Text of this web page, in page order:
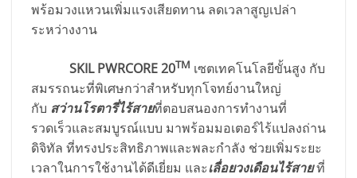
พร้อมวงแหวนเพิ่มแรงเสียดทาน ลดเวลาสูญเปล่า
ระหว่างงาน
SKIL PWRCORE 20TM เซตเทคโนโลยีขั้นสูง กับ
สมรรถนะที่พิเศษกว่าสำหรับทุกโจทย์งานใหญ่
กับ สว่านโรตารี่ไร้สายที่ตอบสนองการทำงานที่
รวดเร็วและสมบูรณ์แบบ มาพร้อมมอเตอร์ไร้แปลงถ่าน
ดิจิทัล ที่ทรงประสิทธิภาพและพละกำลัง ช่วยเพิ่มระยะ
เวลาในการใช้งานได้ดีเยี่ยม และเลื่อยวงเดือนไร้สายที่